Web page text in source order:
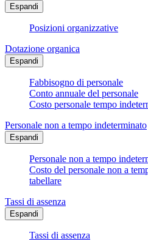
Espandi
Posizioni organizzative
Dotazione organica
Espandi
Fabbisogno di personale
Conto annuale del personale
Costo personale tempo
Personale non a tempo indeterminato
Espandi
Personale non a tempo
Costo del personale non a
tabellare
Tassi di assenza
Espandi
Tassi di assenza